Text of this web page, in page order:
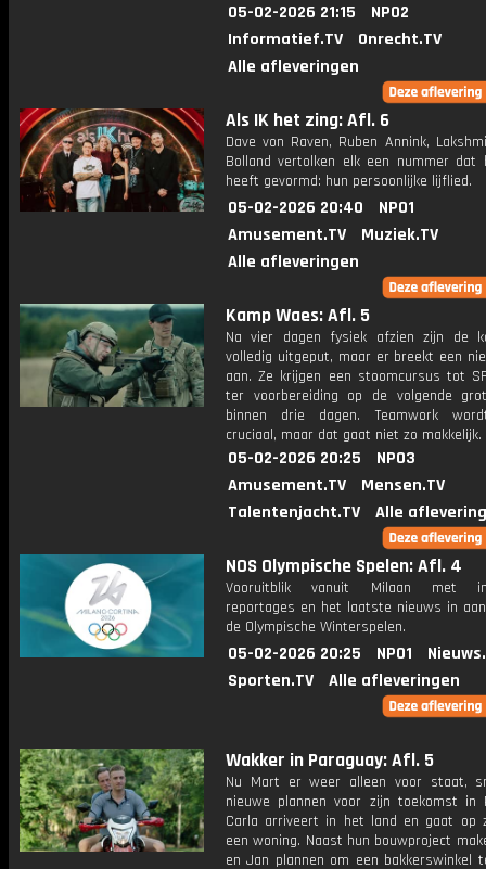
05-02-2026 21:15
NPO2
Informatief.TV
Onrecht.TV
Alle afleveringen
Als IK het zing: Afl. 6
Dave von Raven, Ruben Annink,
Bolland vertolken elk een nummer dat
heeft gevormd: hun persoonlijke lijflied.
05-02-2026 20:40
NPO1
Amusement.TV
Muziek.TV
Alle afleveringen
Kamp Waes: Afl. 5
Na vier dagen fysiek afzien zijn de
volledig uitgeput, maar er breekt een
aan. Ze krijgen een stoomcursus tot
ter voorbereiding op de volgende
binnen drie dagen. Teamwork
cruciaal, maar dat gaat niet zo makkelijk.
05-02-2026 20:25
NPO3
Amusement.TV
Mensen.TV
Talentenjacht.TV
Alle
NOS Olympische Spelen: Afl. 4
Vooruitblik vanuit Milaan met
reportages en het laatste nieuws in
de Olympische Winterspelen.
05-02-2026 20:25 NPO1
Sporten.TV
Alle afleveringen
Wakker in Paraguay: Afl. 5
Nu Mart er weer alleen voor staat,
nieuwe plannen voor zijn toekomst in
Carla arriveert in het land en gaat op
een woning. Naast hun bouwproject
en Jan plannen om een bakkerswinkel